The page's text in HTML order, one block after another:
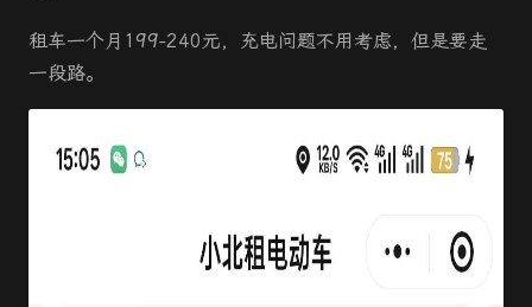
租车一个月199-240元，充电问题不用考虑，但是要走
一段路。